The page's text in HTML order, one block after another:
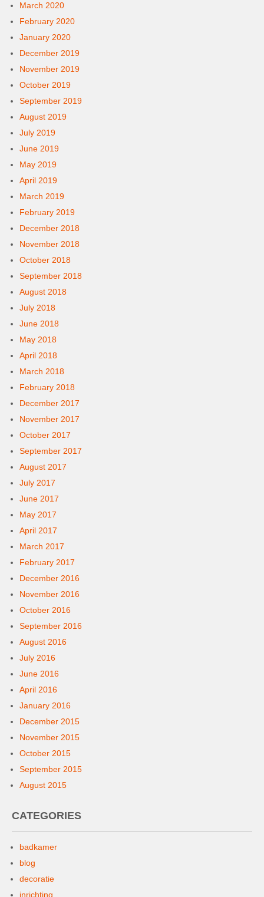
March 2020
February 2020
January 2020
December 2019
November 2019
October 2019
September 2019
August 2019
July 2019
June 2019
May 2019
April 2019
March 2019
February 2019
December 2018
November 2018
October 2018
September 2018
August 2018
July 2018
June 2018
May 2018
April 2018
March 2018
February 2018
December 2017
November 2017
October 2017
September 2017
August 2017
July 2017
June 2017
May 2017
April 2017
March 2017
February 2017
December 2016
November 2016
October 2016
September 2016
August 2016
July 2016
June 2016
April 2016
January 2016
December 2015
November 2015
October 2015
September 2015
August 2015
CATEGORIES
badkamer
blog
decoratie
inrichting